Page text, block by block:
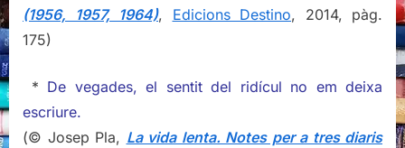
(1956, 1957, 1964), Edicions Destino, 2014, pàg.
175)
* De vegades, el sentit del ridícul no em deixa
escriure.
(© Josep Pla, La vida lenta. Notes per a tres diaris